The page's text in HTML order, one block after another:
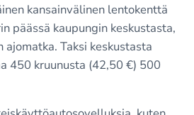
kansainvälinen lentokenttä
päässä kaupungin keskustasta,
ajomatka. Taksi keskustasta
450 kruunusta (42,50 €) 500